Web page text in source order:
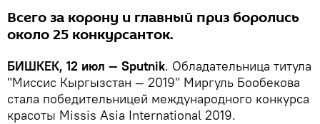
Всего за корону и главный приз боролись
около 25 конкурсанток.
БИШКЕК, 12 июл — Sputnik. Обладательница титула
"Миссис Кыргызстан — 2019" Миргуль Бообекова
стала победительницей международного конкурса
красоты Missis Asia International 2019.